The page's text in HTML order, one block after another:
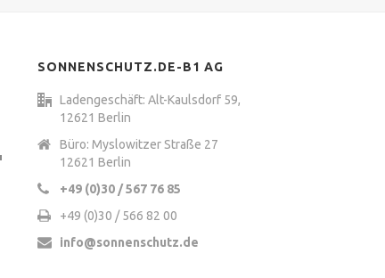
SONNENSCHUTZ.DE-B1 AG
Ladengeschäft: Alt-Kaulsdorf 59,
12621 Berlin
Büro: Myslowitzer Straße 27
12621 Berlin
+49 (0)30 / 567 76 85
+49 (0)30 / 566 82 00
info@sonnenschutz.de